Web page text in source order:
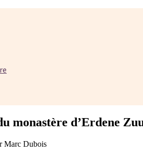
monastère d’Erdene
Marc Dubois